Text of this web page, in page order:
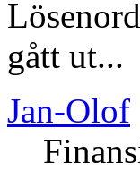
gått ut...
Jan-Olof